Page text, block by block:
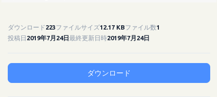
ダウンロード 223ファイルサイズ12.17 KBファイル数1
投稿日 2019年7月24日最終更新日時2019年7月24日
ダウンロード